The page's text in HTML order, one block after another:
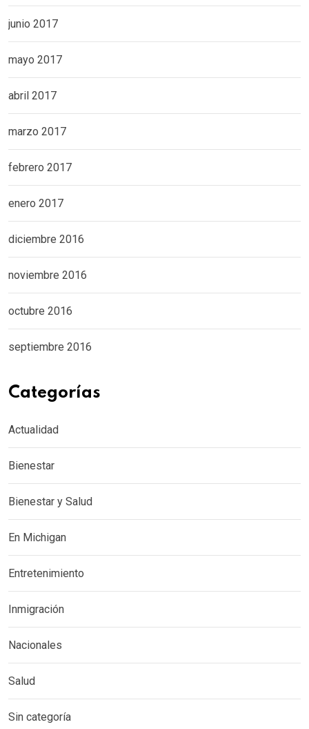
junio 2017
mayo 2017
abril 2017
marzo 2017
febrero 2017
enero 2017
diciembre 2016
noviembre 2016
octubre 2016
septiembre 2016
Categorías
Actualidad
Bienestar
Bienestar y Salud
En Michigan
Entretenimiento
Inmigración
Nacionales
Salud
Sin categoría